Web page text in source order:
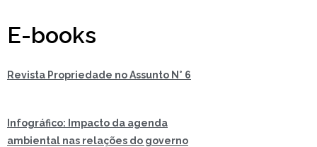
E-books
Revista Propriedade no Assunto N° 6
Infográfico: Impacto da agenda
ambiental nas relações do governo